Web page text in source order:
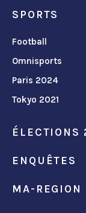
SPORTS
Football
Omnisports
Paris 2024
Tokyo 2021
ÉLECTIONS
ENQUÊTES
MA-REGION